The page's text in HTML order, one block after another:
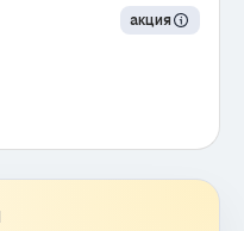
акция